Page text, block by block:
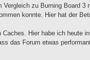
zu Burning Board 3
konnte. Hier hat der
Hier habe ich heute
das Forum etwas